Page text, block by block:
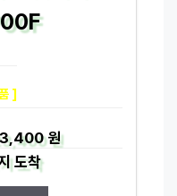
]
원
도착